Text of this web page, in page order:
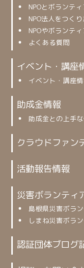
NPOとボランティ
NPO法人をつく
NPOやボランテ
よくある質問
イベント・講座
イベント・講座
助成金情報
助成金との上手
クラウドファン
活動報告情報
災害ボランティ
島根県災害ボラ
しまね災害ボラ
認証団体ブログ